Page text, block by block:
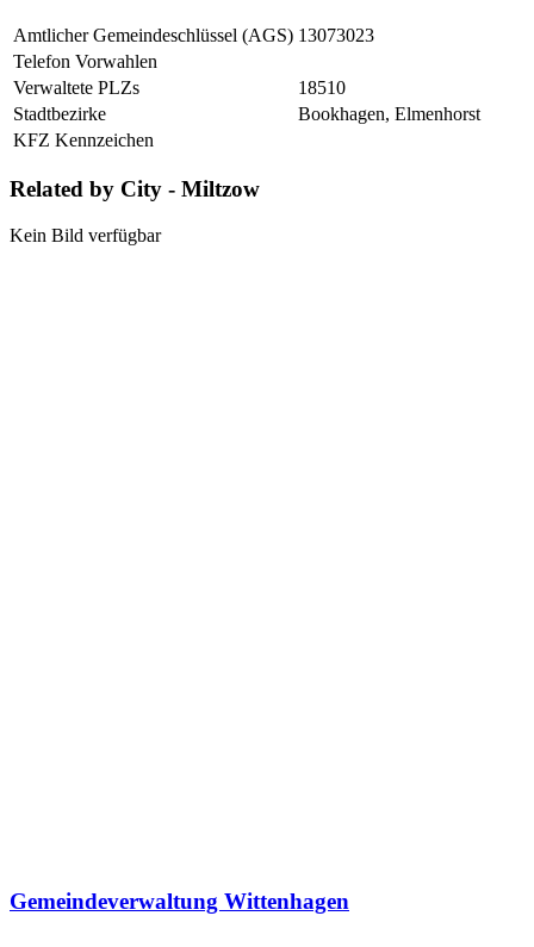
Amtlicher Gemeindeschlüssel (AGS) 13073023
Telefon Vorwahlen
Verwaltete PLZs
18510
Stadtbezirke
Bookhagen, Elmenhorst
KFZ Kennzeichen
Related by City - Miltzow
Kein Bild verfügbar
Gemeindeverwaltung Wittenhagen